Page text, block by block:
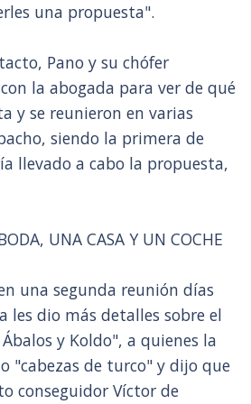
una propuesta".
Pano y su chófer
la abogada para ver de qué
y se reunieron en varias
siendo la primera de
llevado a cabo la propuesta,
UNA CASA Y UN COCHE
una segunda reunión días
les dio más detalles sobre el
y Koldo", a quienes la
"cabezas de turco" y dijo que
conseguidor Víctor de